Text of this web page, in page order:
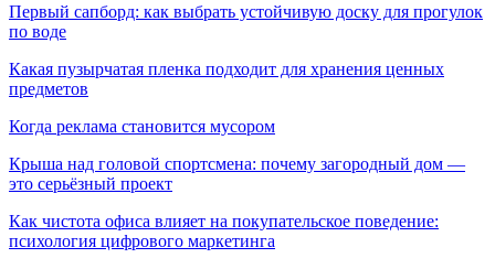
Первый сапборд: как выбрать устойчивую доску для прогулок
по воде
Какая пузырчатая пленка подходит для хранения ценных
предметов
Когда реклама становится мусором
Крыша над головой спортсмена: почему загородный дом —
это серьёзный проект
Как чистота офиса влияет на покупательское поведение:
психология цифрового маркетинга